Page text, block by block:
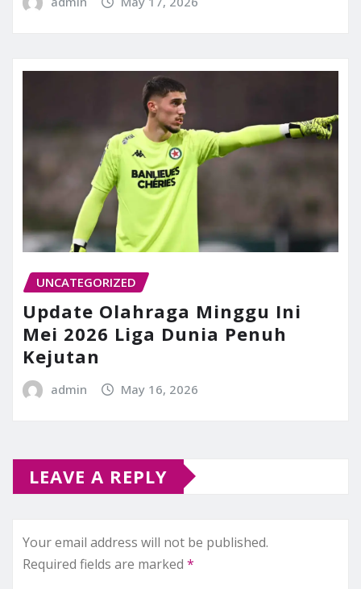
UNCATEGORIZED
Update Olahraga Minggu Ini
Mei 2026 Liga Dunia Penuh
Kejutan
admin May 16, 2026
LEAVE A REPLY
Your email address will not be published.
Required fields are marked *